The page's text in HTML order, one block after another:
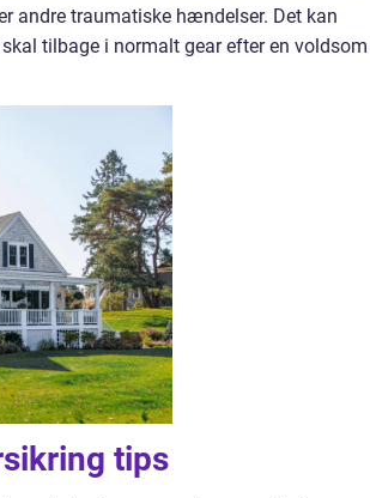
andre traumatiske hændelser. Det kan
tilbage i normalt gear efter en voldsom
tips